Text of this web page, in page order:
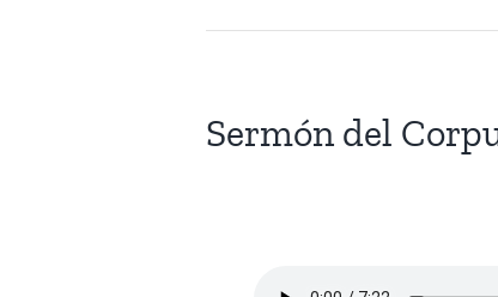
Sermón del